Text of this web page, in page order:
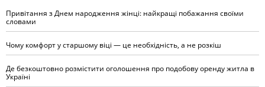
Привітання з Днем народження жінці: найкращі побажання своїми
словами
Чому комфорт у старшому віці — це необхідність, а не розкіш
Де безкоштовно розмістити оголошення про подобову оренду житла в
Україні